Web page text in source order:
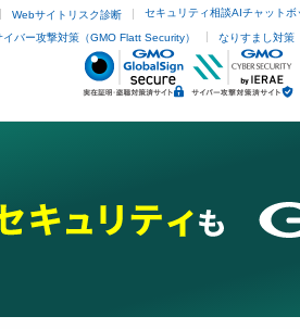
Webサイトリスク診断 セキュリティ相談AIチャットボ
イバー攻撃対策（GMO Flatt Security） なりすまし対策